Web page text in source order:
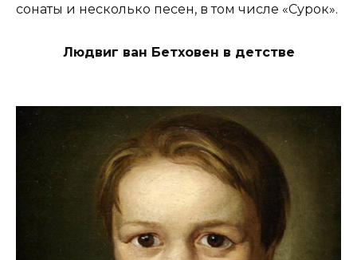
сонаты и несколько песен, в том числе «Сурок».
Людвиг ван Бетховен в детстве